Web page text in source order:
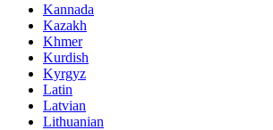
Kannada
Kazakh
Khmer
Kurdish
Kyrgyz
Latin
Latvian
Lithuanian